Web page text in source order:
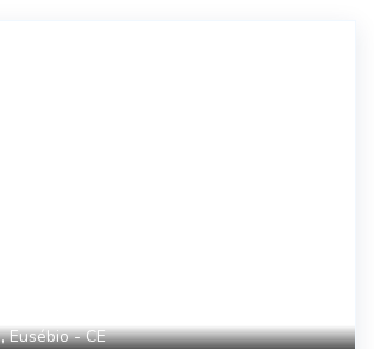
Eusébio - CE